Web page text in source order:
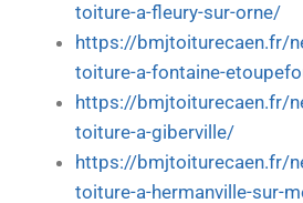
toiture-a-fleury-sur-orne/
https://bmjtoiturecaen.fr/
toiture-a-fontaine-
https://bmjtoiturecaen.fr/
toiture-a-giberville/
https://bmjtoiturecaen.fr/
toiture-a-hermanville-sur-